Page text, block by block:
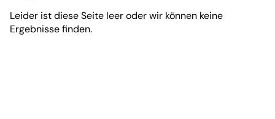
Leider ist diese Seite leer oder wir können keine
Ergebnisse finden.